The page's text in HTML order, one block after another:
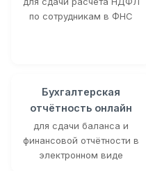
по сотрудникам в ФНС
Бухгалтерская
отчётность онлайн
для сдачи баланса и
финансовой отчётности в
электронном виде